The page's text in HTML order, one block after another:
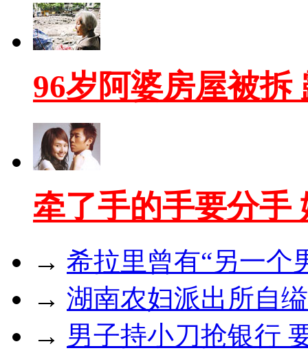
96岁阿婆房屋被拆
牵了手的手要分手
→ 希拉里曾有“另一个
→ 湖南农妇派出所自
→ 男子持小刀抢银行